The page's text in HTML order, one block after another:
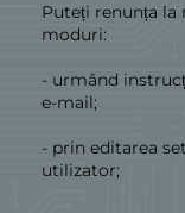
Puteți renunța
moduri:
- urmând
e-mail;
- prin editarea
utilizator;